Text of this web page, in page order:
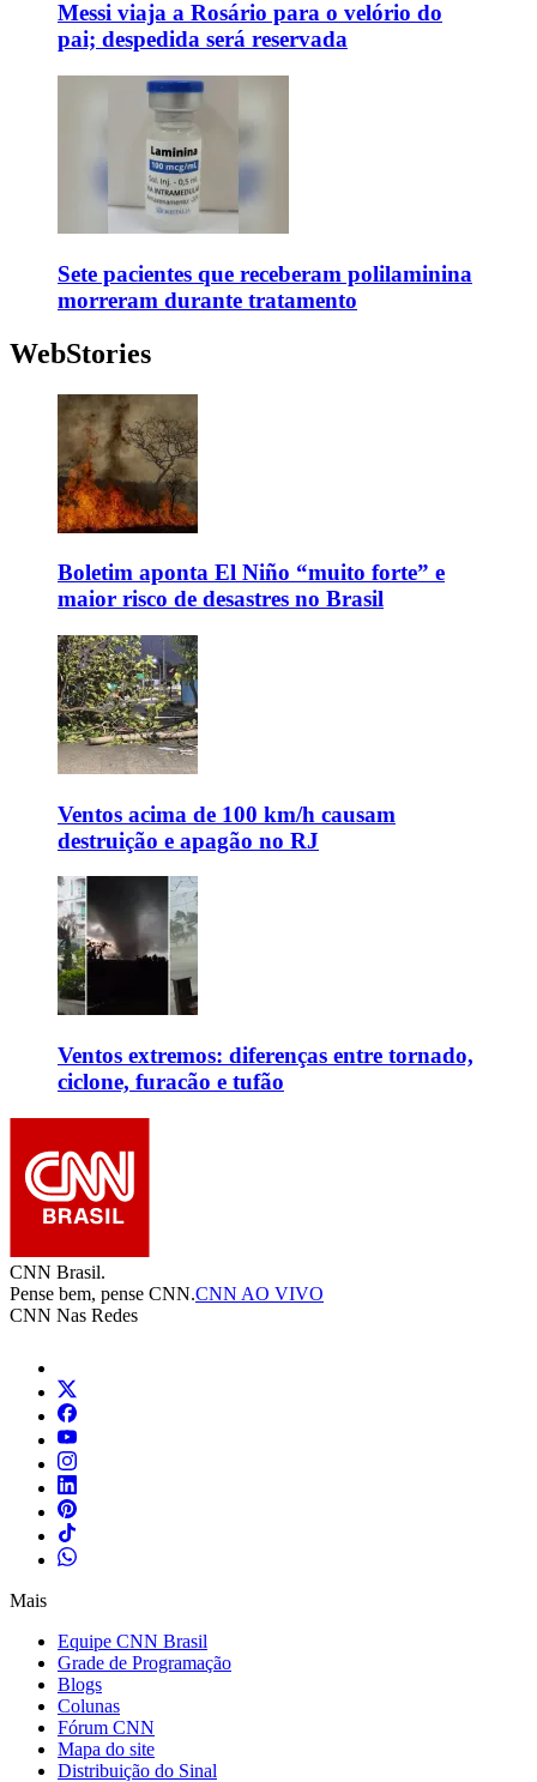
Messi viaja a Rosário para o velório do
pai; despedida será reservada
Sete pacientes que receberam polilaminina
morreram durante tratamento
WebStories
Boletim aponta El Niño “muito forte” e
maior risco de desastres no Brasil
Ventos acima de 100 km/h causam
destruição e apagão no RJ
Ventos extremos: diferenças entre tornado,
ciclone, furacão e tufão
CNN Brasil.
Pense bem, pense CNN.CNN AO VIVO
CNN Nas Redes
Mais
Equipe CNN Brasil
Grade de Programação
Blogs
Colunas
Fórum CNN
Mapa do site
Distribuição do Sinal